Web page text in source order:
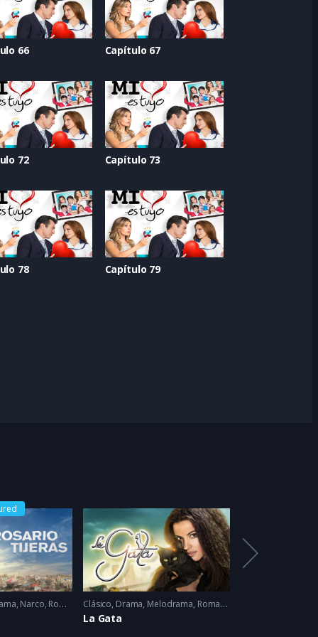
66 Capítulo 67
72 Capítulo 73
78 Capítulo 79
, Narco, Romance 2023
Clásico, Drama, Melodrama, Romance
La Gata